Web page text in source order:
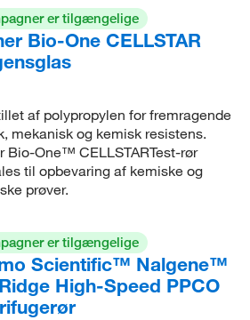
er tilgængelige
Bio-One CELLSTAR
af polypropylen for fremragende
mekanisk og kemisk resistens.
Bio-One™ CELLSTARTest-rør
til opbevaring af kemiske og
prøver.
er tilgængelige
Scientific™ Nalgene™
High-Speed PPCO